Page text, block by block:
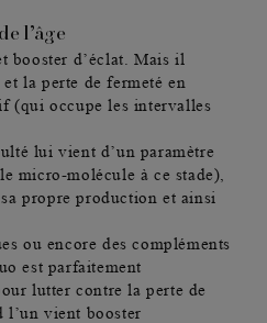
l’âge
booster d’éclat. Mais il
la perte de fermeté en
(qui occupe les intervalles
lui vient d’un paramètre
micro-molécule à ce stade),
propre production et ainsi
ou encore descompléments
est parfaitement
lutter contre la perte de
l’un vient booster